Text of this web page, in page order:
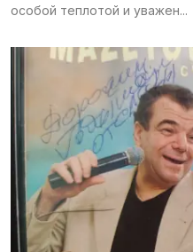
особой теплотой и уважен...